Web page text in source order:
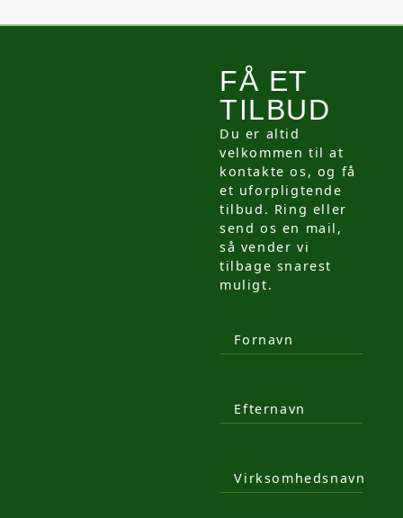
FÅ ET
TILBUD
Du er altid
velkommen til at
kontakte os, og få
et uforpligtende
tilbud. Ring eller
send os en mail,
så vender vi
tilbage snarest
muligt.
Fornavn
Efternavn
Virksomhedsnavn